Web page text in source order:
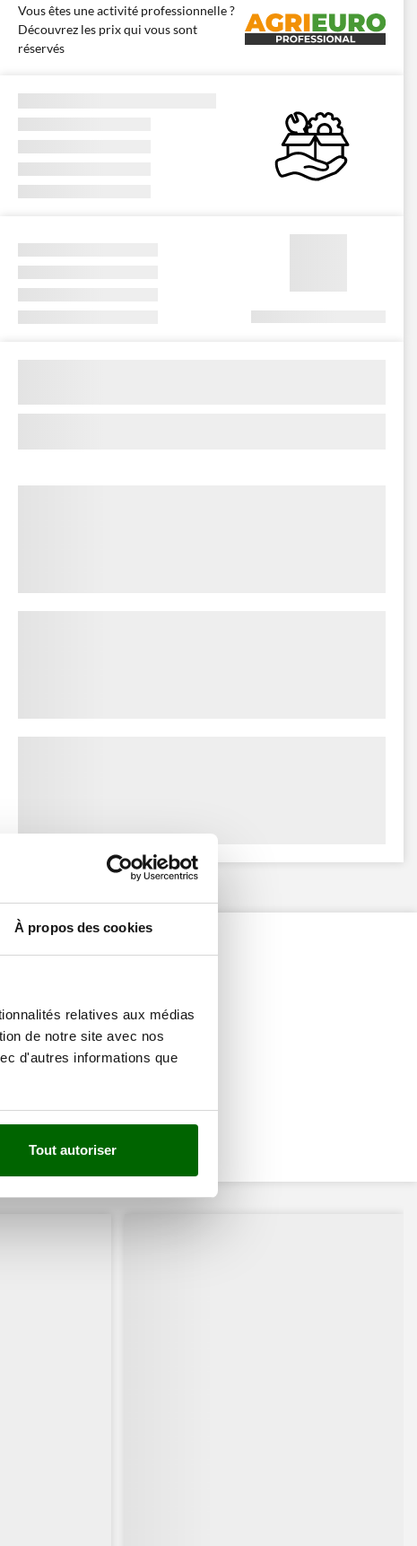
À propos des cookies
relatives aux médias
de notre site avec nos
d'autres informations que
Tout autoriser
Vous êtes une activité professionnelle ?
Découvrez les prix qui vous sont
réservés